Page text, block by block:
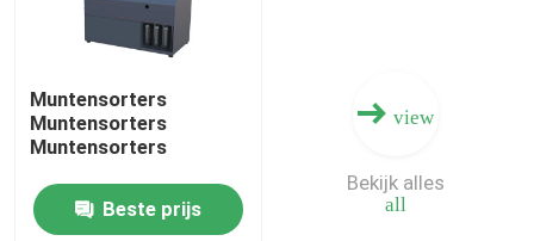
Muntensorters
Muntensorters
Muntensorters
Beste prijs
view
all
Bekijk alles